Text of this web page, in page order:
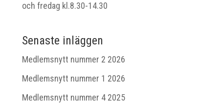
och fredag kl.8.30-14.30
Senaste inläggen
Medlemsnytt nummer 2 2026
Medlemsnytt nummer 1 2026
Medlemsnytt nummer 4 2025